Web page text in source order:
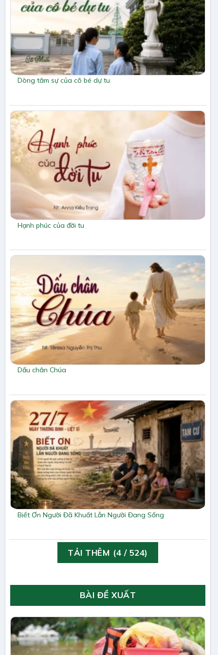
Dòng tâm sự của cô bé dự tu
Hạnh phúc của đời tu
Dấu chân Chúa
Biết Ơn Người Đã Khuất Lẫn Người Đang Sống
TẢI THÊM (4 / 524)
BÀI ĐỀ XUẤT